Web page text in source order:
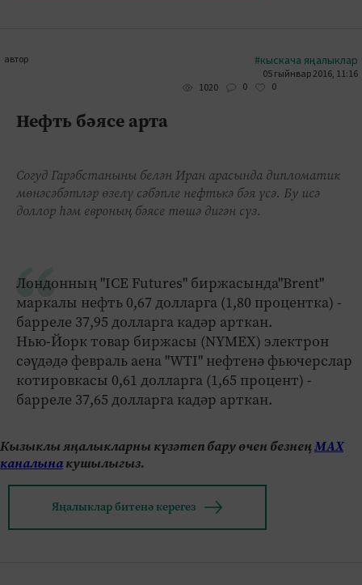
автор #кыскача яңалыклар
05 гыйнвар 2016, 11:16
1020
0 0
Нефть бәясе арта
Согуд Гарәбстаныны белән Иран арасында дипломатик
мөнәсәбәтләр өзелү сәбәпле нефтькә бәя үсә. Бу исә
доллор һәм евроның бәясе төшә дигән сүз.
Лондонның "ICE Futures" биржасында"Brent"
маркалы нефть 0,67 долларга (1,80 процентка) -
барреле 37,95 долларга кадәр арткан.
Нью-Йорк товар биржасы (NYMEX) электрон
сәүдәдә февраль аена "WTI" нефтенә фьючерслар
котировкасы 0,61 долларга (1,65 процент) -
барреле 37,65 долларга кадәр арткан.
Кызыклы яңалыкларны күзәтеп бару өчен безнеңМАХ
каналынакушылыгыз.
Яңалыклар битенә керегез